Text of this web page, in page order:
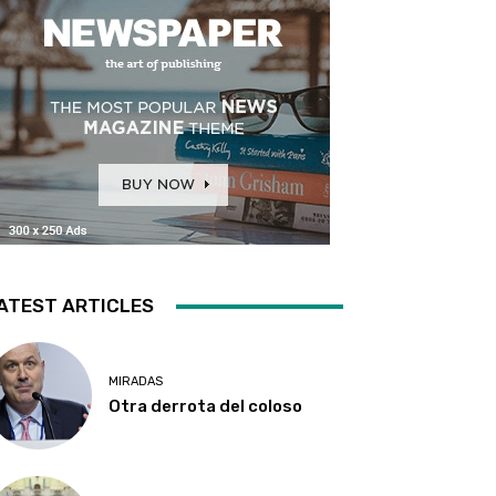
ARTICLES
MIRADAS
Otra derrota del coloso